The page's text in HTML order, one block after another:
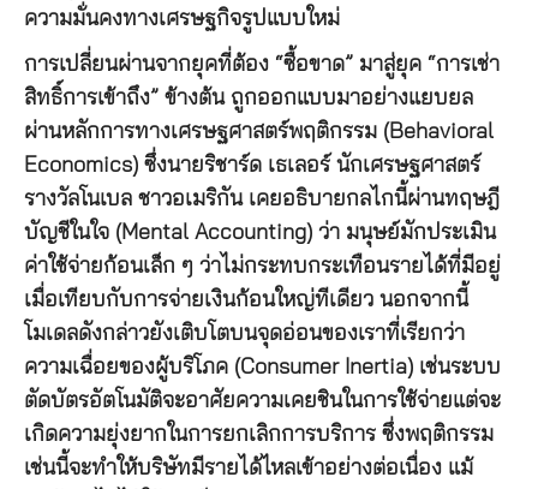
ความมั่นคงทางเศรษฐกิจรูปแบบใหม่
การเปลี่ยนผ่านจากยุคที่ต้อง “ซื้อขาด” มาสู่ยุค “การเช่า
สิทธิ์การเข้าถึง” ข้างต้น ถูกออกแบบมาอย่างแยบยล
ผ่านหลักการทางเศรษฐศาสตร์พฤติกรรม (Behavioral
Economics) ซึ่งนายริชาร์ด เธเลอร์ นักเศรษฐศาสตร์
รางวัลโนเบล ชาวอเมริกัน เคยอธิบายกลไกนี้ผ่านทฤษฎี
บัญชีในใจ (Mental Accounting) ว่า มนุษย์มักประเมิน
ค่าใช้จ่ายก้อนเล็ก ๆ ว่าไม่กระทบกระเทือนรายได้ที่มีอยู่
เมื่อเทียบกับการจ่ายเงินก้อนใหญ่ทีเดียว นอกจากนี้
โมเดลดังกล่าวยังเติบโตบนจุดอ่อนของเราที่เรียกว่า
ความเฉื่อยของผู้บริโภค (Consumer Inertia) เช่นระบบ
ตัดบัตรอัตโนมัติจะอาศัยความเคยชินในการใช้จ่ายแต่จะ
เกิดความยุ่งยากในการยกเลิกการบริการ ซึ่งพฤติกรรม
เช่นนี้จะทำให้บริษัทมีรายได้ไหลเข้าอย่างต่อเนื่อง แม้